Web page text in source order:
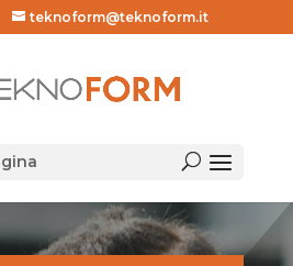
teknoform@teknoform.it